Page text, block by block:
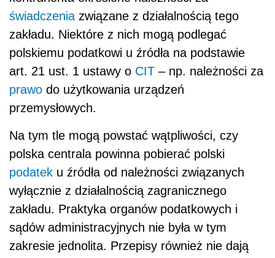
świadczenia związane z działalnością tego
zakładu. Niektóre z nich mogą podlegać
polskiemu podatkowi u źródła na podstawie
art. 21 ust. 1 ustawy o CIT – np. należności za
prawo do użytkowania urządzeń
przemysłowych.
Na tym tle mogą powstać wątpliwości, czy
polska centrala powinna pobierać polski
podatek u źródła od należności związanych
wyłącznie z działalnością zagranicznego
zakładu. Praktyka organów podatkowych i
sądów administracyjnych nie była w tym
zakresie jednolita. Przepisy również nie dają